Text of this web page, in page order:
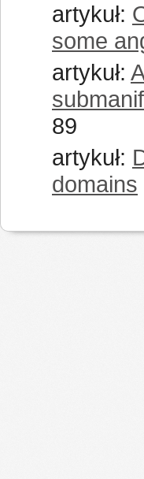
artykuł:
some
artykuł:
89
artykuł:
domains